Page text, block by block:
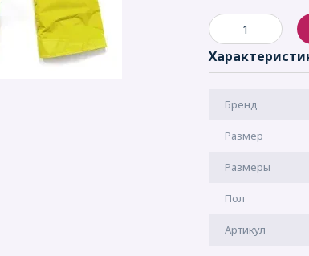
Бренд
Размер
Рaзмеры
Пол
Артикул